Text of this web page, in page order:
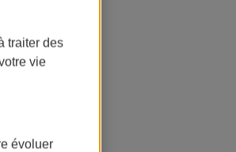
traiter des
vie
évoluer